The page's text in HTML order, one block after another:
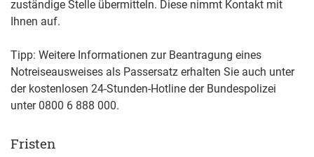
zuständige Stelle übermitteln. Diese nimmt Kontakt mit
Ihnen auf.
Tipp: Weitere Informationen zur Beantragung eines
Notreiseausweises als Passersatz erhalten Sie auch unter
der kostenlosen 24-Stunden-Hotline der Bundespolizei
unter 0800 6 888 000.
Fristen